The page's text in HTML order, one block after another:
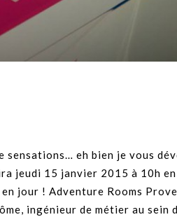
sensations… eh bien je vous
jeudi 15 janvier 2015 à 10h
jour ! Adventure Rooms
ingénieur de métier au sein